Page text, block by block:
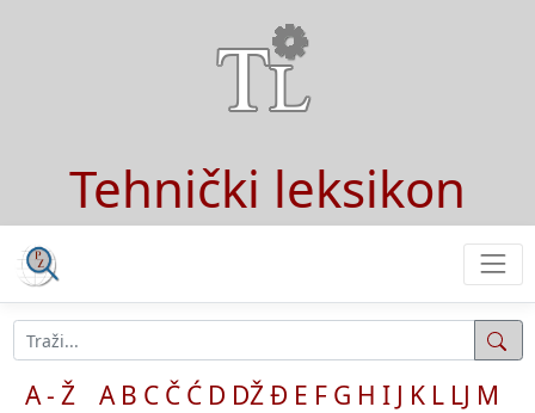
Tehnički leksikon
A - Ž A B C Č Ć D DŽĐ E F G H I J K L LJ M